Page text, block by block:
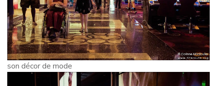
son décor de mode